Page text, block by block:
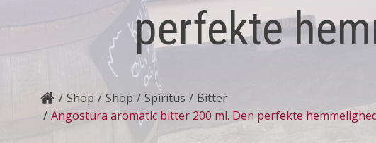
perfekte
Shop Shop Spiritus
Bitter
Angostura aromatic bitter 200 ml. Den perfekte